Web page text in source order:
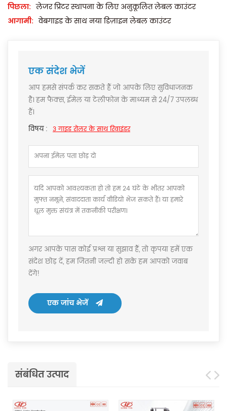
पिछला: लेजर प्रिंटर स्थापना के लिए अनुकूलित लेबल काउंटर
आगामी: वेबगाइड के साथ नया डिज़ाइन लेबल काउंटर
एक संदेश भेजें
आप हमसे संपर्क कर सकते हैं जो आपके लिए सुविधाजनक
है। हम फैक्स, ईमेल या टेलीफोन के माध्यम से 24/7 उपलब्ध
हैं।
विषय : 3 गाइड रोलर के साथ रिवाइंडर
अगर आपके पास कोई प्रश्न या सुझाव हैं, तो कृपया हमें एक
संदेश छोड़ दें, हम जितनी जल्दी हो सके हम आपको जवाब
देंगे!
एक जांच भेजें
संबंधित उत्पाद